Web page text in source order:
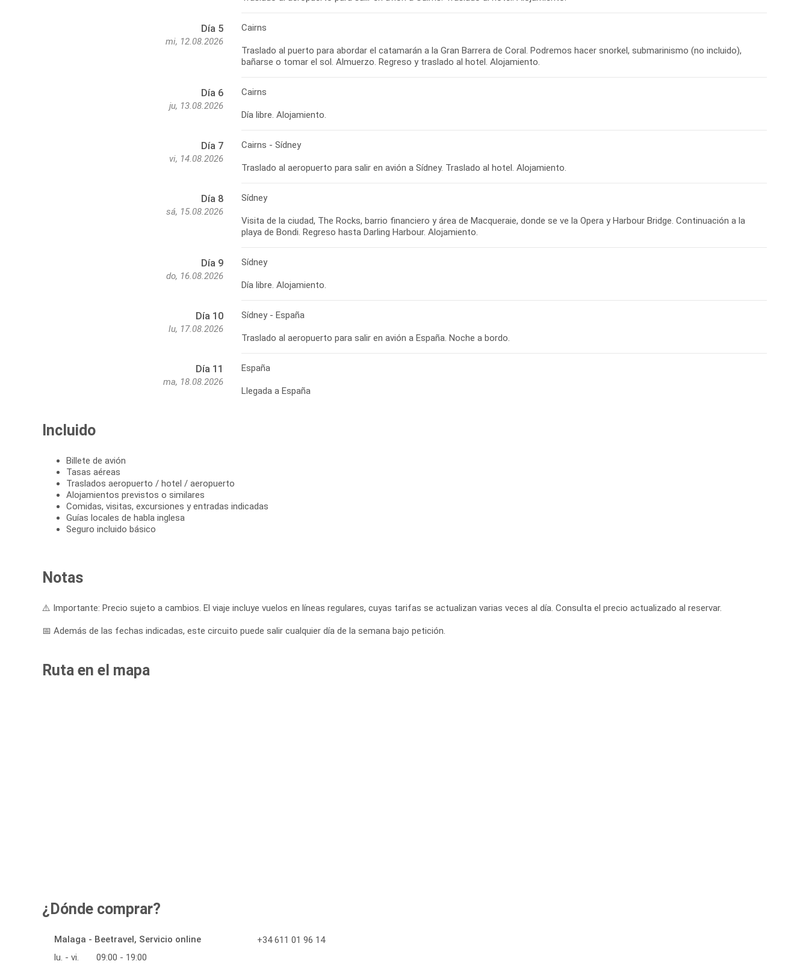
Día 5
mi, 12.08.2026
Cairns
Traslado al puerto para abordar el catamarán a la Gran Barrera de Coral. Podremos hacer snorkel, submarinismo (no incluido),
Día 6
ju, 13.08.2026
Cairns
Día libre. Alojamiento.
Día 7
vi, 14.08.2026
Cairns - Sídney
Día 8
sá, 15.08.2026
Sídney
Visita de la ciudad, The Rocks, barrio financiero y área de Macqueraie, donde se ve la Opera y Harbour Bridge. Continuación a la
Día 9
do, 16.08.2026
Sídney
Día libre. Alojamiento.
Día 10
lu, 17.08.2026
Sídney - España
Traslado al aeropuerto para salir en avión a España. Noche a bordo.
Día 11
ma, 18.08.2026
España
Llegada a España
Incluido
Billete de avión
Tasas aéreas
Traslados aeropuerto / hotel / aeropuerto
Alojamientos previstos o similares
Comidas, visitas, excursiones y entradas indicadas
Guías locales de habla inglesa
Seguro incluido básico
Notas
⚠️ Importante: Precio sujeto a cambios. El viaje incluye vuelos en líneas regulares, cuyas tarifas se actualizan varias veces al día. Consulta el precio actualizado al reservar.
📅 Además de las fechas indicadas, este circuito puede salir cualquier día de la semana bajo petición.
Ruta en el mapa
¿Dónde comprar?
Malaga - Beetravel, Servicio online
lu. - vi.
09:00 - 19:00
+34 611 01 96 14